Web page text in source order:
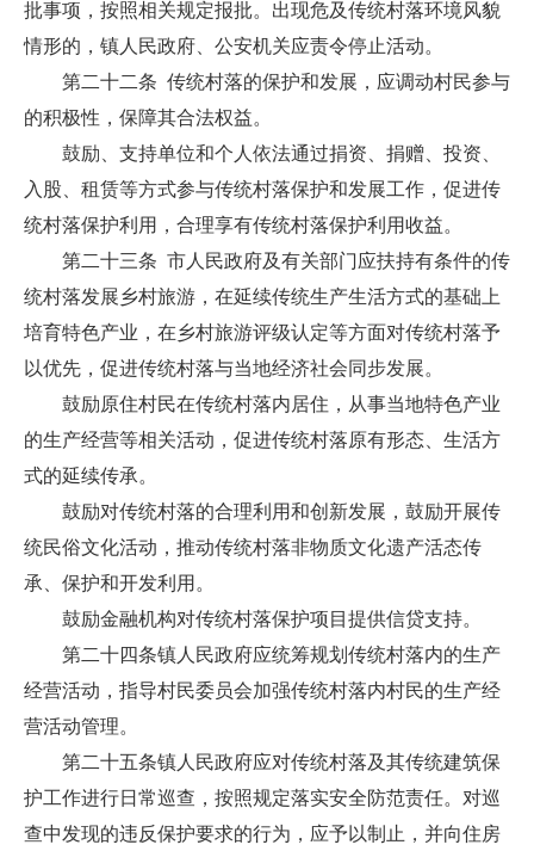
批事项，按照相关规定报批。出现危及传统村落环境风貌
情形的，镇人民政府、公安机关应责令停止活动。
第二十二条 传统村落的保护和发展，应调动村民参与
的积极性，保障其合法权益。
鼓励、支持单位和个人依法通过捐资、捐赠、投资、
入股、租赁等方式参与传统村落保护和发展工作，促进传
统村落保护利用，合理享有传统村落保护利用收益。
第二十三条 市人民政府及有关部门应扶持有条件的传
统村落发展乡村旅游，在延续传统生产生活方式的基础上
培育特色产业，在乡村旅游评级认定等方面对传统村落予
以优先，促进传统村落与当地经济社会同步发展。
鼓励原住村民在传统村落内居住，从事当地特色产业
的生产经营等相关活动，促进传统村落原有形态、生活方
式的延续传承。
鼓励对传统村落的合理利用和创新发展，鼓励开展传
统民俗文化活动，推动传统村落非物质文化遗产活态传
承、保护和开发利用。
鼓励金融机构对传统村落保护项目提供信贷支持。
第二十四条镇人民政府应统筹规划传统村落内的生产
经营活动，指导村民委员会加强传统村落内村民的生产经
营活动管理。
第二十五条镇人民政府应对传统村落及其传统建筑保
护工作进行日常巡查，按照规定落实安全防范责任。对巡
查中发现的违反保护要求的行为，应予以制止，并向住房